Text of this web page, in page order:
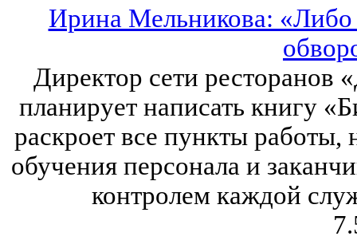
Ирина Мельникова: «Либо
Директор сети
планирует написать книгу
раскроет все пункты работы,
обучения персонала и
контролем каждой